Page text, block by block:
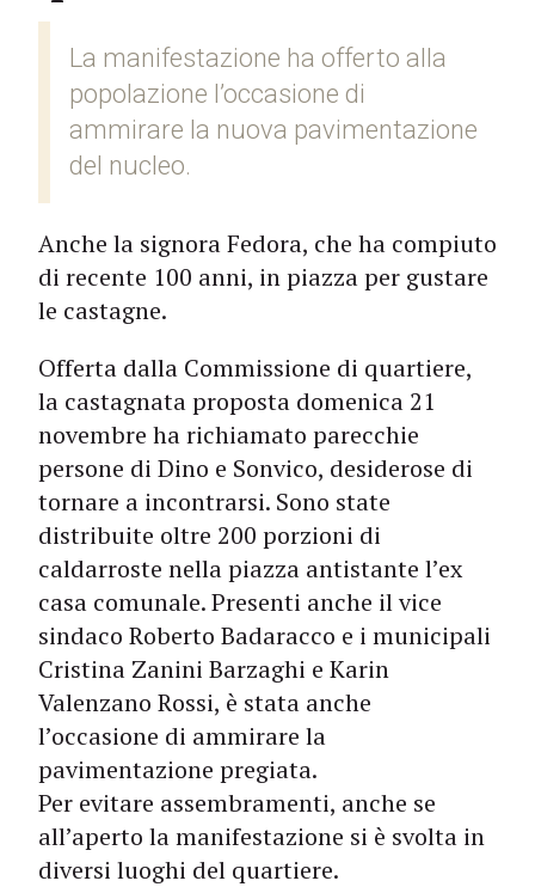
La manifestazione ha offerto alla
popolazione l’occasione di
ammirare la nuova pavimentazione
del nucleo.
Anche la signora Fedora, che ha compiuto
di recente 100 anni, in piazza per gustare
le castagne.
Offerta dalla Commissione di quartiere,
la castagnata proposta domenica 21
novembre ha richiamato parecchie
persone di Dino e Sonvico, desiderose di
tornare a incontrarsi. Sono state
distribuite oltre 200 porzioni di
caldarroste nella piazza antistante l’ex
casa comunale. Presenti anche il vice
sindaco Roberto Badaracco e i municipali
Cristina Zanini Barzaghi e Karin
Valenzano Rossi, è stata anche
l’occasione di ammirare la
pavimentazione pregiata.
Per evitare assembramenti, anche se
all’aperto la manifestazione si è svolta in
diversi luoghi del quartiere.